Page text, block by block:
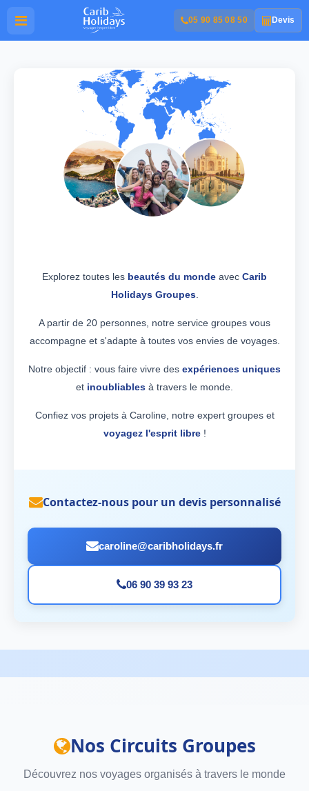
05 90 85 08 50 Devis
Explorez toutes les beautés du monde avec Carib
Holidays Groupes.
A partir de 20 personnes, notre service groupes vous
accompagne et s'adapte à toutes vos envies de voyages.
Notre objectif : vous faire vivre des expériences uniques
et inoubliables à travers le monde.
Confiez vos projets à Caroline, notre expert groupes et
voyagez l'esprit libre!
Contactez-nous pour un devis personnalisé
caroline@caribholidays.fr
06 90 39 93 23
Nos Circuits Groupes
Découvrez nos voyages organisés à travers le monde